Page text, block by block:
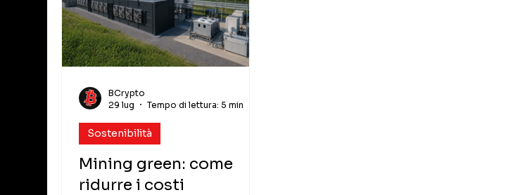
Mining green: come
ridurre i costi
Sostenibilità
BCrypto
29 lug
Tempo di lettura: 5 min